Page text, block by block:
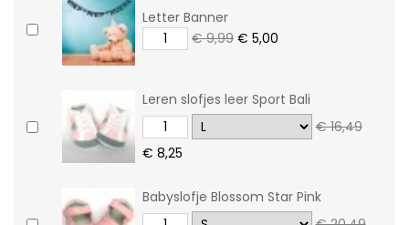
Letter Banner
€ 9,99 € 5,00
Leren slofjes leer Sport Bali
€ 16,49
€ 8,25
Babyslofje Blossom Star Pink